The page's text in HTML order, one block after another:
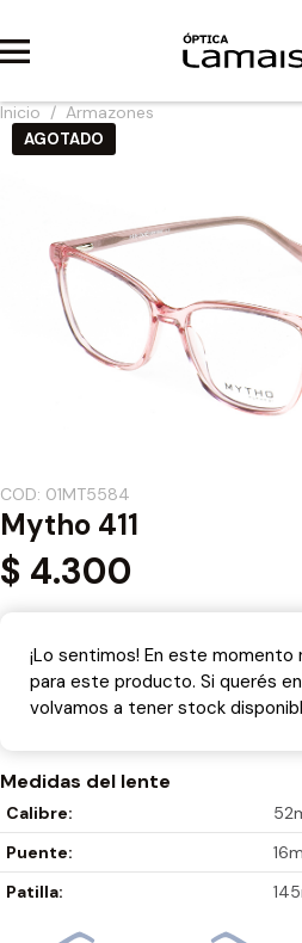
Inicio / Armazones
AGOTADO
COD: 01MT5584
Mytho 411
$ 4.300
¡Lo sentimos! En este
para este producto. Si querés
volvamos a tener stock
Medidas del lente
Calibre:
Puente:
Patilla: